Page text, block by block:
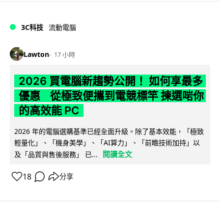
3C科技 流動電腦
Lawton 17 小時
2026 買電腦新趨勢公開！ 如何享最多
優惠 從極致便攜到電競標竿 揀選啱你
的高效能 PC
2026 年的電腦選購基準已經全面升級。除了基本效能，「極致
輕量化」、「機身美學」、「AI算力」、「前瞻技術加持」以
及「品質與售後服務」 已...
閱讀全文
18 分享